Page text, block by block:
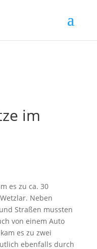
im
es zu ca. 30
Neben
Straßen mussten
von einem Auto
es zu zwei
ebenfalls durch